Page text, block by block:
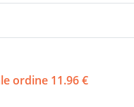
ordine 11.96€